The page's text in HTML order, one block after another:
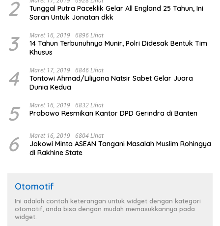
2
Tunggal Putra Paceklik Gelar All England 25 Tahun, Ini
Saran Untuk Jonatan dkk
3 Maret 16, 2019 6896 Lihat
14 Tahun Terbunuhnya Munir, Polri Didesak Bentuk Tim
Khusus
4 Maret 17, 2019 6846 Lihat
Tontowi Ahmad/Liliyana Natsir Sabet Gelar Juara
Dunia Kedua
5 Maret 16, 2019 6832 Lihat
Prabowo Resmikan Kantor DPD Gerindra di Banten
6 Maret 16, 2019 6804 Lihat
Jokowi Minta ASEAN Tangani Masalah Muslim Rohingya
di Rakhine State
Otomotif
Ini adalah contoh keterangan untuk widget dengan kategori
otomotif, anda bisa dengan mudah memasukkannya pada
widget.